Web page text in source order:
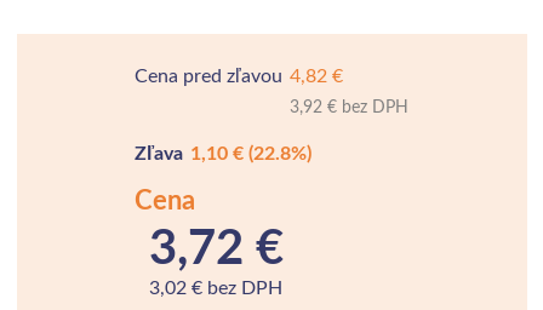
Cena pred zľavou 4,82 €
3,92 € bez DPH
Zľava 1,10 € (22.8%)
Cena
3,72 €
3,02 € bez DPH